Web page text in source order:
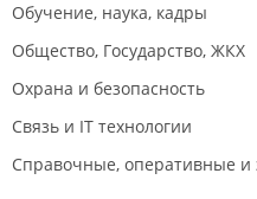
Обучение, наука, кадры
Общество, Государство, ЖКХ
Охрана и безопасность
Связь и IT технологии
Справочные, оперативные и